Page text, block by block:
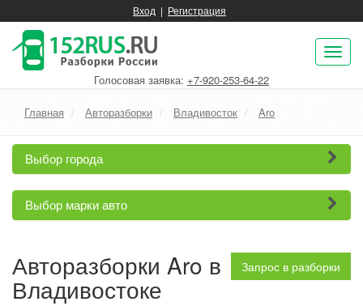
Вход | Регистрация
Голосовая заявка: +7-920-253-64-22
Главная Авторазборки Владивосток Aro
Выбор города
Выбор марки авто
Запрос в разборки
Авторазборки Aro в
Владивостоке